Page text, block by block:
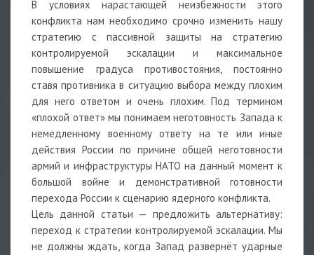
В условиях нарастающей неизбежности этого
конфликта нам необходимо срочно изменить нашу
стратегию с пассивной защиты на стратегию
контролируемой эскалации и максимальное
повышение градуса противостояния, постоянно
ставя противника в ситуацию выбора между плохим
для него ответом и очень плохим. Под термином
«плохой ответ» мы понимаем неготовность Запада к
немедленному военному ответу на те или иные
действия России по причине общей неготовности
армий и инфраструктуры НАТО на данный момент к
большой войне и демонстративной готовности
перехода России к сценарию ядерного конфликта.
Цель данной статьи — предложить альтернативу:
переход к стратегии контролируемой эскалации. Мы
не должны ждать, когда Запад развернёт ударные